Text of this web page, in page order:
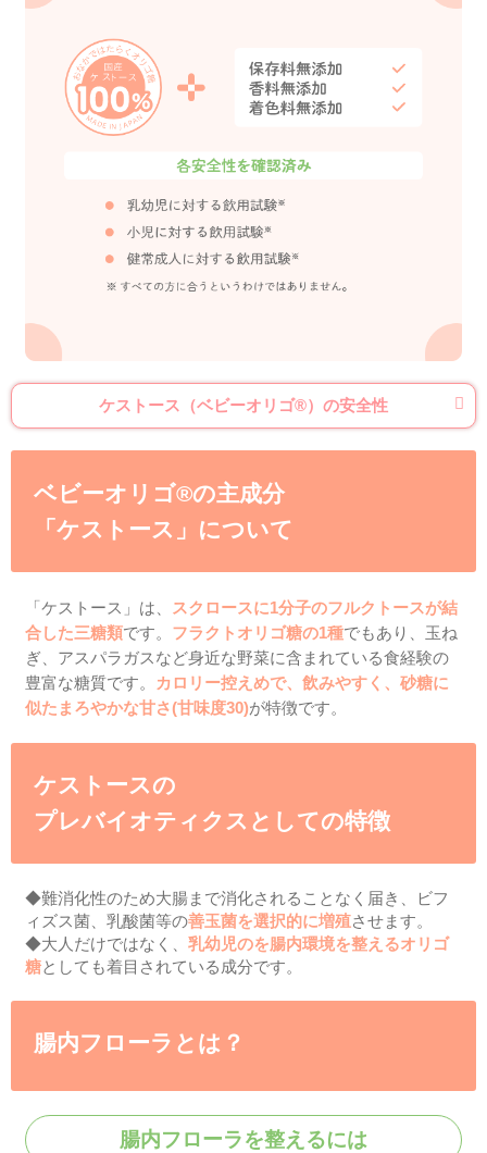
ママ＆キッズから、待望の
生しました。妊婦さんやマ
ら)、キッズ、家族みんなで
気をサポートしてくれます。
手軽にミルクや離
料理にも入れられ
おなかのビフィズス菌と関
は、オリゴ糖が含まれてい
の中でもケストースは、様
でなく、大人の健康と美容
るプレバイオティクス※1で
は、おなかのなかにいるビ
活躍をサポートします。
※1プレバイオティクス：腸の中の